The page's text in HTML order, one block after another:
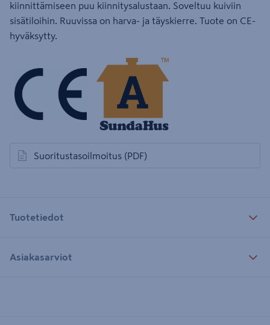
kiinnittämiseen puu kiinnitysalustaan. Soveltuu kuiviin
sisätiloihin. Ruuvissa on harva- ja täyskierre. Tuote on CE-
hyväksytty.
Suoritustasoilmoitus (PDF)
avautuu uuteen välilehteen
Tuotetiedot
Asiakasarviot